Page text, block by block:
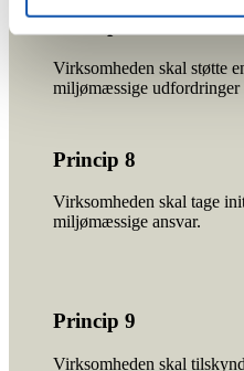
Princip 7
Virksomheden skal støtte
miljømæssige udfordringer
Princip 8
Virksomheden skal tage
miljømæssige ansvar.
Princip 9
Virksomheden skal